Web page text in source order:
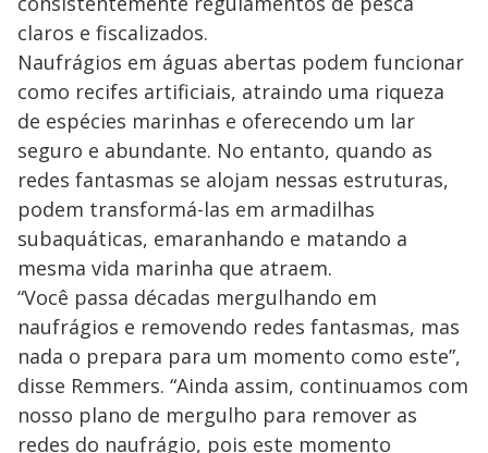
claros e fiscalizados.
Naufrágios em águas abertas podem funcionar
como recifes artificiais, atraindo uma riqueza
de espécies marinhas e oferecendo um lar
seguro e abundante. No entanto, quando as
redes fantasmas se alojam nessas estruturas,
podem transformá-las em armadilhas
subaquáticas, emaranhando e matando a
mesma vida marinha que atraem.
“Você passa décadas mergulhando em
naufrágios e removendo redes fantasmas, mas
nada o prepara para um momento como este”,
disse Remmers. “Ainda assim, continuamos com
nosso plano de mergulho para remover as
redes do naufrágio, pois este momento